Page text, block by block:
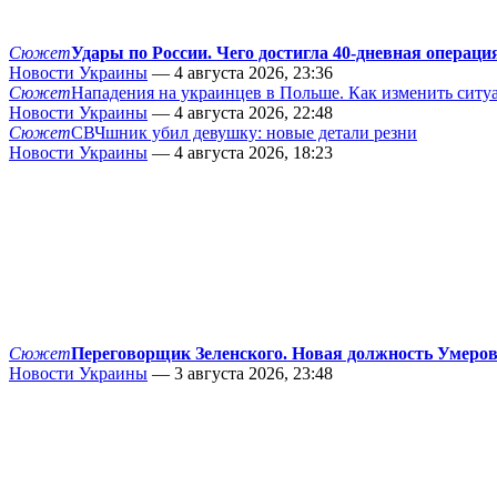
СюжетУдары по России. Чего достигла 40-дневная
Новости Украины — 4 августа 2026, 23:36
СюжетНападения на украинцев в Польше. Как изменить
Новости Украины — 4 августа 2026, 22:48
СюжетСВЧшник убил девушку: новые детали резни
Новости Украины — 4 августа 2026, 18:23
СюжетПереговорщик Зеленского. Новая должность
Новости Украины — 3 августа 2026, 23:48